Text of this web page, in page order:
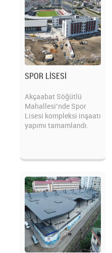
SPOR LİSESİ
Akçaabat Söğütlü
Mahallesi’nde Spor
Lisesi kompleksi inşaatı
yapımı tamamlandı.